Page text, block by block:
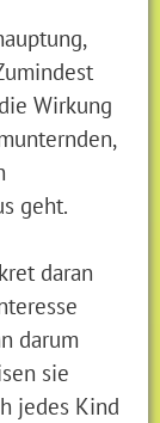
Wirkung
geht.
daran
darum
sie
jedes Kind